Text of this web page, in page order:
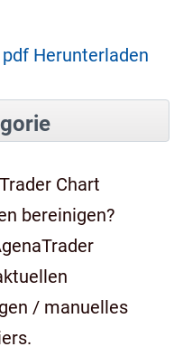
Herunterladen
Chart
bereinigen?
/ manuelles